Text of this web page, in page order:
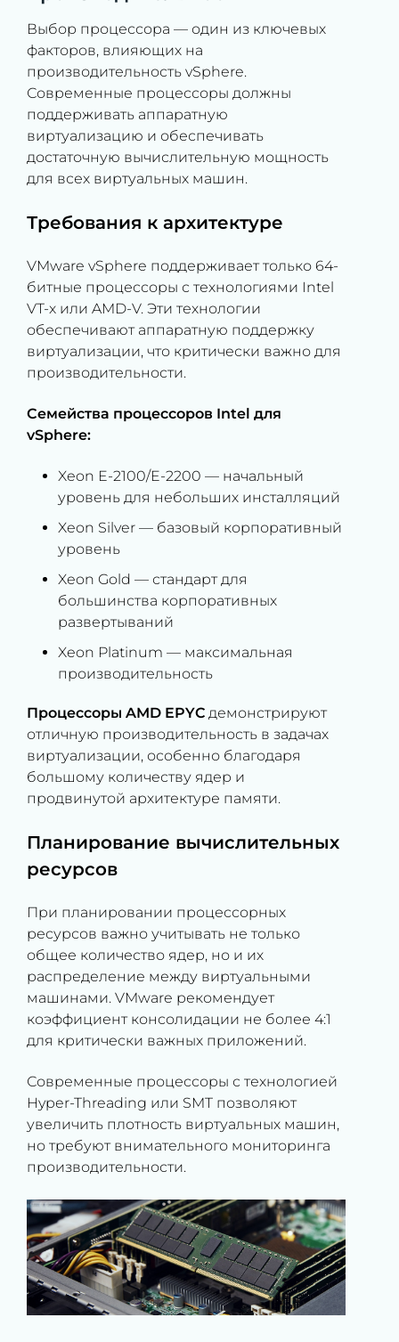
Выбор процессора — один из ключевых
факторов, влияющих на
производительность vSphere.
Современные процессоры должны
поддерживать аппаратную
виртуализацию и обеспечивать
достаточную вычислительную мощность
для всех виртуальных машин.
Требования к архитектуре
VMware vSphere поддерживает только 64-
битные процессоры с технологиями Intel
VT-x или AMD-V. Эти технологии
обеспечивают аппаратную поддержку
виртуализации, что критически важно для
производительности.
Семейства процессоров Intel для
vSphere:
Xeon E-2100/E-2200 — начальный
уровень для небольших инсталляций
Xeon Silver — базовый корпоративный
уровень
Xeon Gold — стандарт для
большинства корпоративных
развертываний
Xeon Platinum — максимальная
производительность
Процессоры AMD EPYC демонстрируют
отличную производительность в задачах
виртуализации, особенно благодаря
большому количеству ядер и
продвинутой архитектуре памяти.
Планирование вычислительных
ресурсов
При планировании процессорных
ресурсов важно учитывать не только
общее количество ядер, но и их
распределение между виртуальными
машинами. VMware рекомендует
коэффициент консолидации не более 4:1
для критически важных приложений.
Современные процессоры с технологией
Hyper-Threading или SMT позволяют
увеличить плотность виртуальных машин,
но требуют внимательного мониторинга
производительности.